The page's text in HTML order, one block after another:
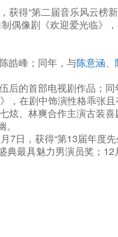
得“第二届音乐风云榜
偶像剧《欢迎爱光临》
皓峰；同年，与陈意涵、
的首部电视剧作品；
》，在剧中饰演性格乖张且
、林爽合作主演古装
7日，获得“第13届年度
最具魅力男演员奖；